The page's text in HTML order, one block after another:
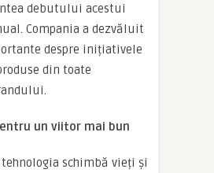
debutului acestui
Compania a dezvăluit
despre inițiativele
din toate
un viitor mai bun
schimbă vieți și